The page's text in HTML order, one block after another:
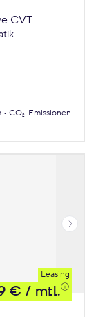
CVT
CO₂-Emissionen
Leasing
€ / mtl.